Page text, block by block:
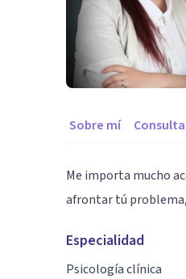
Sobre mí
Me importa mucho
afrontar tú
Especialidad
Psicología clínica